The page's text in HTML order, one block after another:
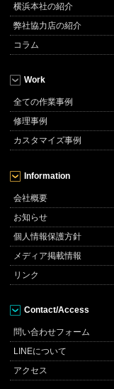
横浜本社の紹介
弊社協力店の紹介
コラム
Work
全ての作業事例
修理事例
カスタマイズ事例
Information
会社概要
お知らせ
個人情報保護方針
メディア掲載情報
リンク
Contact/Access
問い合わせフォーム
LINEについて
アクセス